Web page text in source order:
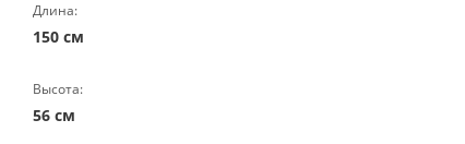
Длина:
150 см
Высота:
56 см